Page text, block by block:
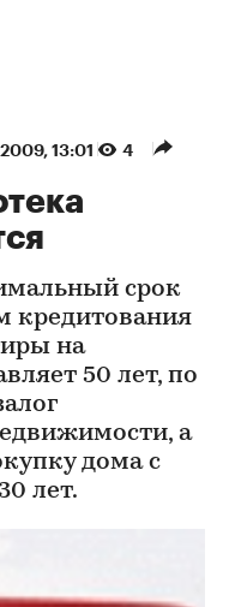
13:01 4
срок
кредитования
на
50 лет, по
а
дома с
лет.